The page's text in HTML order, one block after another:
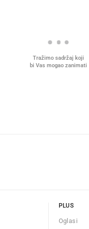
Tražimo sadržaj koji
bi Vas mogao zanimati
PLUS
Oglasi